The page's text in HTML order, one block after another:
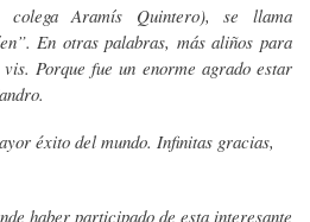
Aramís Quintero), se llama
En otras palabras, más aliños para
Porque fue un enorme agrado estar
éxito del mundo. Infinitas gracias,
haber participado de esta interesante